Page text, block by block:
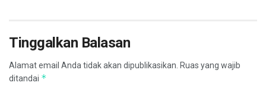
Tinggalkan Balasan
Alamat email Anda tidak akan dipublikasikan. Ruas yang wajib
ditandai *